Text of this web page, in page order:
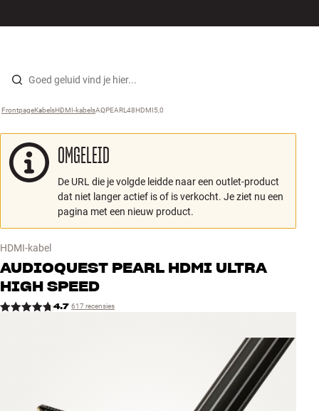
Skip to content
Luidsprekers
Koptelefoons
Surround
Tv
Systeem
MERKEN
Frontpage ›
Kabels ›
HDMI-kabels ›
AQPEARL48HDMI5,0
OMGELEID
De URL die je volgde leidde naar een outlet-product
dat niet langer actief is of is verkocht. Je ziet nu een
pagina met een nieuw product.
HDMI-kabel
AUDIOQUEST PEARL HDMI ULTRA
HIGH SPEED
4.7 617 recensies